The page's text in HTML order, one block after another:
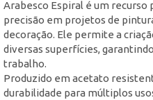
Arabesco Espiral é um recurso
precisão em projetos de
decoração. Ele permite a
diversas superfícies,
trabalho.
Produzido em acetato
durabilidade para múltiplos